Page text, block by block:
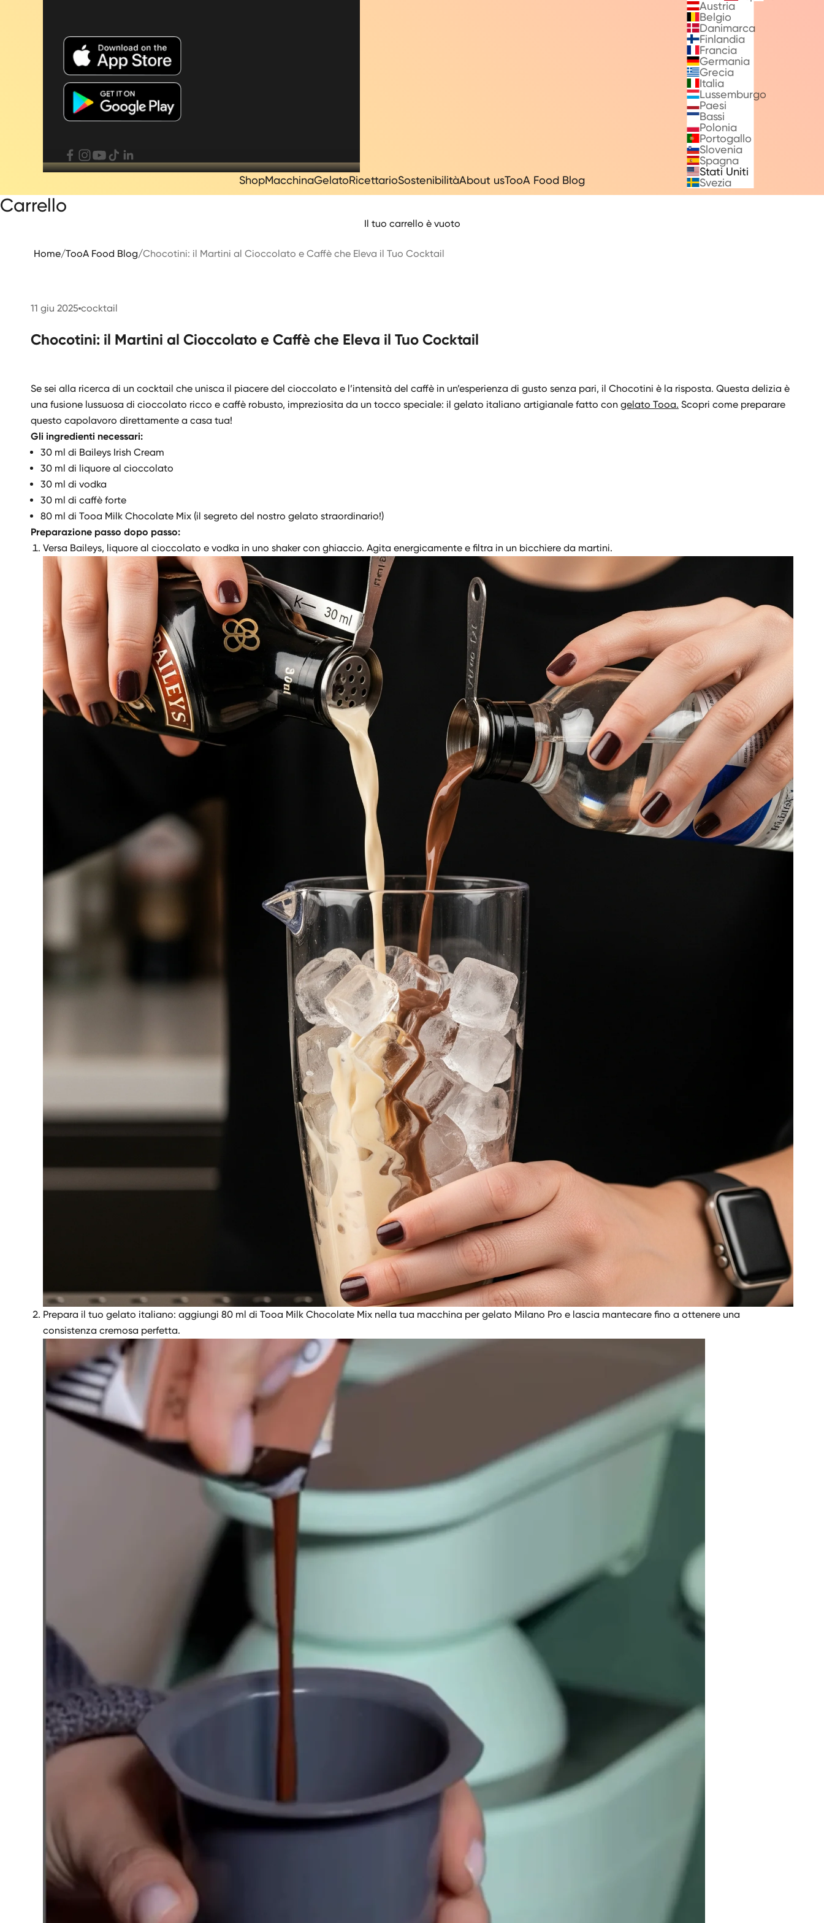
ShopMacchinaGelatoRicettarioSostenibilitàAbout usTooA Food Blog
Austria
Belgio
Danimarca
Finlandia
Francia
Germania
Grecia
Italia
Lussemburgo
Paesi
Bassi
Polonia
Portogallo
Slovenia
Spagna
Stati Uniti
Svezia
Carrello
Il tuo carrello è vuoto
Home/TooA Food Blog/Chocotini: il Martini al Cioccolato e Caffè che Eleva il Tuo Cocktail
11 giu 2025 cocktail
Chocotini: il Martini al Cioccolato e Caffè che Eleva il Tuo Cocktail
Se sei alla ricerca di un cocktail che unisca il piacere del cioccolato e l’intensità del caffè in un’esperienza di gusto senza pari, il Chocotini è la risposta. Questa delizia è
una fusione lussuosa di cioccolato ricco e caffè robusto, impreziosita da un tocco speciale: il gelato italiano artigianale fatto con gelato Tooa. Scopri come preparare
questo capolavoro direttamente a casa tua!
Gli ingredienti necessari:
30 ml di Baileys Irish Cream
30 ml di liquore al cioccolato
30 ml di vodka
30 ml di caffè forte
80 ml di Tooa Milk Chocolate Mix (il segreto del nostro gelato straordinario!)
Preparazione passo dopo passo:
Versa Baileys, liquore al cioccolato e vodka in uno shaker con ghiaccio. Agita energicamente e filtra in un bicchiere da martini.
Prepara il tuo gelato italiano: aggiungi 80 ml di Tooa Milk Chocolate Mix nella tua macchina per gelato Milano Pro e lascia mantecare fino a ottenere una
consistenza cremosa perfetta.